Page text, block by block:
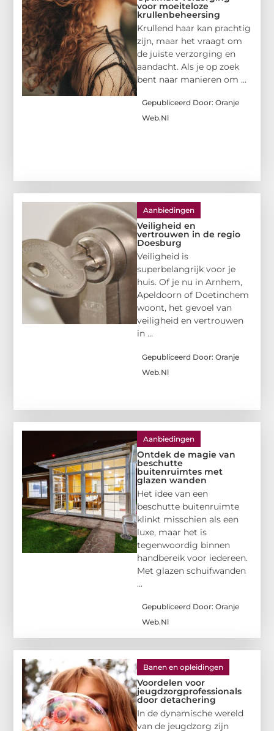
voor moeiteloze
krullenbeheersing
Krullend haar kan prachtig
zijn, maar het vraagt om
de juiste verzorging en
aandacht. Als je op zoek
bent naar manieren om ...
Gepubliceerd Door: Oranje
Web.nl
Aanbiedingen
Veiligheid en
vertrouwen in de regio
Doesburg
Veiligheid is
superbelangrijk voor je
huis. Of je nu in Arnhem,
Apeldoorn of Doetinchem
woont, het gevoel van
veiligheid en vertrouwen
in ...
Gepubliceerd Door: Oranje
Web.nl
Aanbiedingen
Ontdek de magie van
beschutte
buitenruimtes met
glazen wanden
Het idee van een
beschutte buitenruimte
klinkt misschien als een
luxe, maar het is
tegenwoordig binnen
handbereik voor iedereen.
Met glazen schuifwanden
...
Gepubliceerd Door: Oranje
Web.nl
Banen en opleidingen
Voordelen voor
jeugdzorgprofessionals
door detachering
In de dynamische wereld
van de jeugdzorg zijn